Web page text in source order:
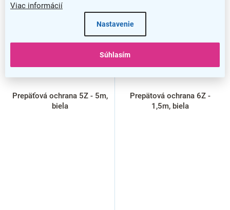
Viac informácií
Nastavenie
Súhlasím
Prepäťová ochrana 5Z - 5m,
biela
Prepätová ochrana 6Z -
1,5m, biela